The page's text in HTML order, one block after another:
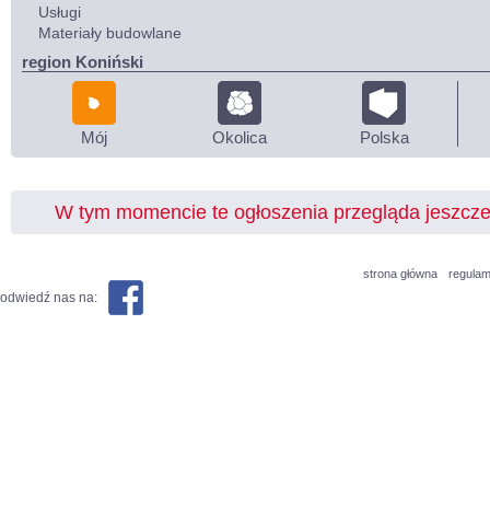
Usługi
Materiały budowlane
region Koniński
Mój Okolica Polska
W tym momencie te ogłoszenia przegląda
strona główna
odwiedź nas na: